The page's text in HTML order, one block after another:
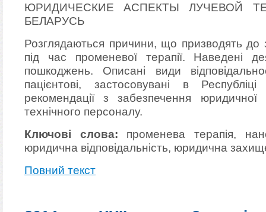
ЮРИДИЧЕСКИЕ АСПЕКТЫ ЛУЧЕВОЙ
БЕЛАРУСЬ
Розглядаються причини, що призводять до
під час променевої терапії. Наведені
пошкоджень. Описані види
пацієнтові, застосовувані в
рекомендації з забезпечення
технічного персоналу.
Ключові слова: променева терапія,
юридична відповідальність, юридична
Повний текст